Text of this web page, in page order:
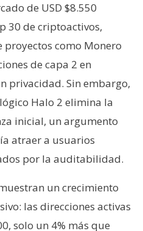
de USD $8.550
30 de criptoactivos,
como Monero
de capa 2 en
privacidad. Sin embargo,
Halo 2 elimina la
inicial, un argumento
atraer a usuarios
por la auditabilidad.
un crecimiento
las direcciones activas
solo un 4% más que